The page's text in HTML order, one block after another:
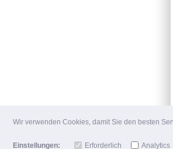
Wir verwenden Cookies, damit Sie den besten
Einstellungen: Erforderlich Analytics